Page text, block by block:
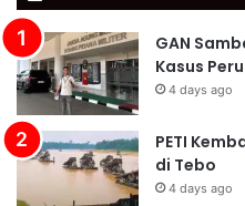
GAN
Kasus
4 days ago
PETI
di Tebo
4 days ago